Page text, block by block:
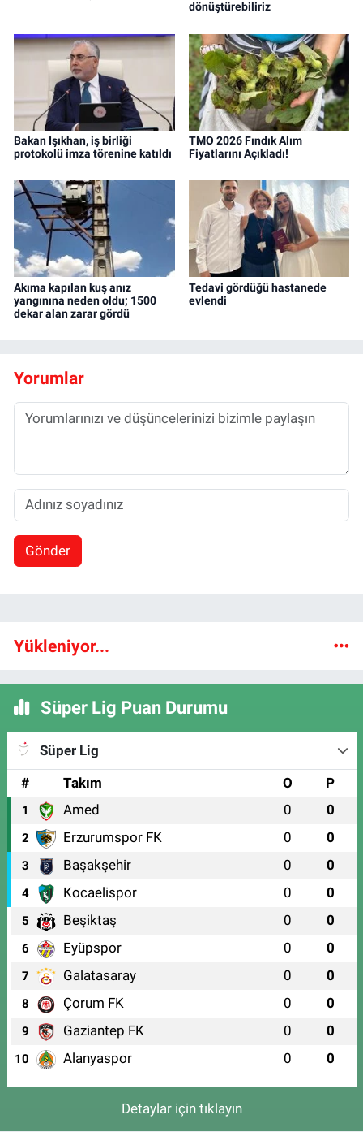
dönüştürebiliriz
Bakan Işıkhan, iş birliği
protokolü imza törenine katıldı
TMO 2026 Fındık Alım
Fiyatlarını Açıkladı!
Akıma kapılan kuş anız
yangınına neden oldu; 1500
dekar alan zarar gördü
Tedavi gördüğü hastanede
evlendi
Yorumlar
Gönder
Yükleniyor...
Süper Lig Puan Durumu
Süper Lig
#
Takım O P
1 Amed 0 0
2 Erzurumspor FK 0 0
3 Başakşehir 0 0
4 Kocaelispor 0 0
5 Beşiktaş 0 0
6 Eyüpspor 0 0
7 Galatasaray 0 0
8 Çorum FK 0 0
9 Gaziantep FK 0 0
10 Alanyaspor 0 0
Detaylar için tıklayın